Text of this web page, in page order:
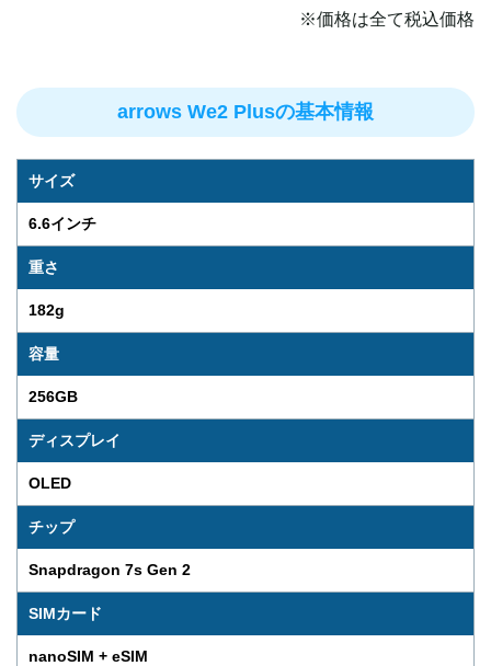
※価格は全て税込価格
arrows We2 Plusの基本情報
サイズ
6.6インチ
重さ
182g
容量
256GB
ディスプレイ
OLED
チップ
Snapdragon 7s Gen 2
SIMカード
nanoSIM + eSIM